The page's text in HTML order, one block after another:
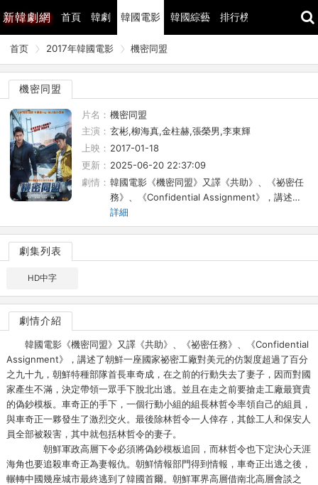
新韓劇網 首頁 韓劇 韓國電影 韓國綜藝 排行榜
首页 2017年韓國電影 機密同盟
機密同盟
片名： 機密同盟
主演： 玄彬,柳海真,金柱赫,張榮男,李東輝
上映： 2017-01-18
更新： 2025-06-20 22:37:09
劇情： 韓國電影《機密同盟》又譯《共助》、《祕密任
務》、《Confidential Assignment》，講述…
詳細
劇集列表
HD中字
劇情介紹
韓國電影《機密同盟》又譯《共助》、《祕密任務》、《Confidential
Assignment》，講述了朝鮮一座國家祕密工廠對美元的仿製度超過了百分
之九十九，朝鮮特種部隊首長車奇成，在之前的行動失去了妻子，因而對國
家產生不滿，決定帶領一眾手下脫北出逃。並且在走之前要搶走工廠最寶貴
的偽鈔模板。車奇正的手下，一個行動小組的組長林哲令率領自己的組員，
與車奇正一夥發生了激烈交火。最後除林哲令一人倖存，其餘工人和保安人
員全部被殺害，其中就包括林哲令的妻子。
朝鮮軍政高層下令必須將偽鈔模板追回，而林哲令也下定決心天涯
海角也要追殺車奇正為妻報仇。朝鮮情報部門得到情報，車奇正出逃之後，
輾轉中國幾座城市最終逃到了韓國首爾。朝鮮軍界高層借南北高層會談之